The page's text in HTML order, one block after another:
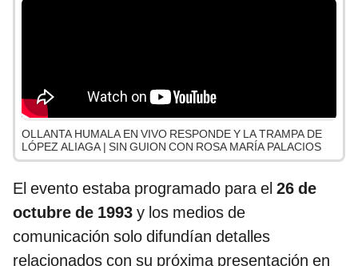
OLLANTA HUMALA EN VIVO RESPONDE Y LA TRAMPA DE
LÓPEZ ALIAGA | SIN GUION CON ROSA MARÍA PALACIOS
El evento estaba programado para el 26 de
octubre de 1993 y los medios de
comunicación solo difundían detalles
relacionados con su próxima presentación en